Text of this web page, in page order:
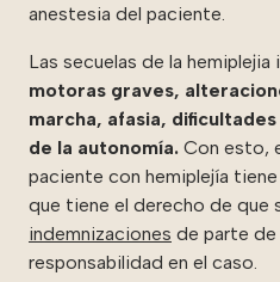
anestesia del paciente.
Las secuelas de la hemiplejia
motoras graves,
marcha, afasia,
de la autonomía. Con esto,
paciente con hemiplejía
que tiene el derecho de que
indemnizaciones de parte
responsabilidad en el caso.